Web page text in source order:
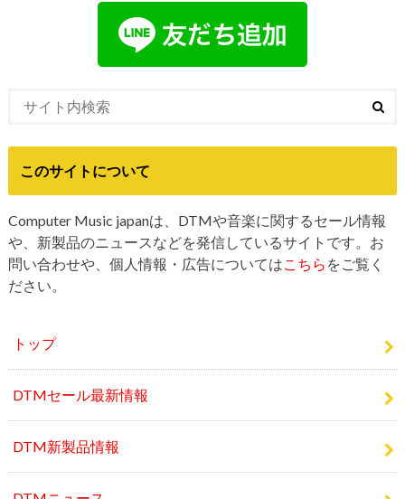
ると更新情報を受け取れます
このサイトについて
Computer Music japanは、DTMや音楽に関するセール情報
や、新製品のニュースなどを発信しているサイトです。お
ださい。
トップ
DTMセール最新情報
DTM新製品情報